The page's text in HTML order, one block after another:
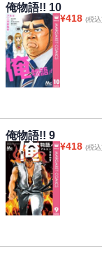
俺物語!! 10
¥418 (税
俺物語!! 9
¥418 (税